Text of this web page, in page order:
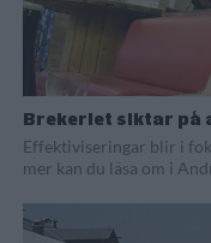
Brekeriet siktar på
Effektiviseringar blir i
mer kan du läsa om i